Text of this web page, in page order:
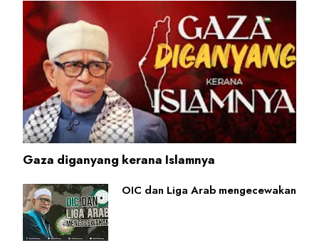
Gaza diganyang kerana Islamnya
OIC dan Liga Arab mengecewakan